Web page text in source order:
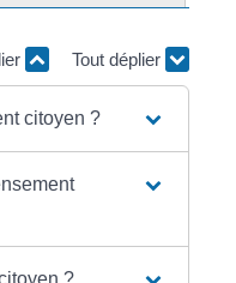
Tout déplier
citoyen ?
?